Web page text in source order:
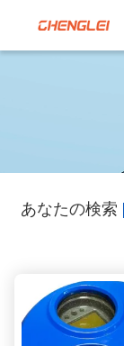
あなたの検索